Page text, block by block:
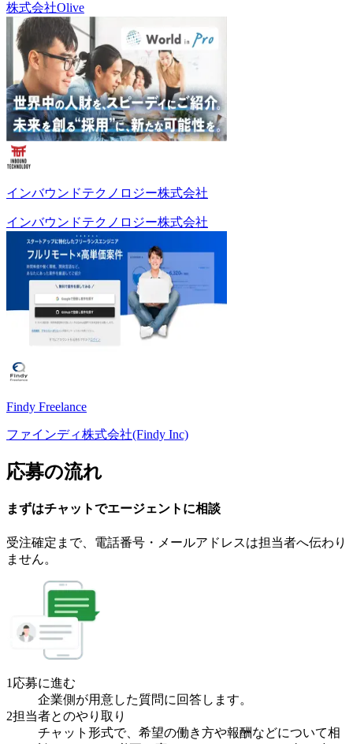
株式会社Olive
インバウンドテクノロジー株式会社
インバウンドテクノロジー株式会社
Findy Freelance
ファインディ株式会社(Findy Inc)
応募の流れ
まずはチャットでエージェント に相談
受注確定まで、 電話番号・メールアドレスは担当者へ伝わり
ません。
1 応募に進む
企業側が用意した質問に回答します。
2担当者とのやり取り
チャット形式で、希望の働き方や報酬などについて相